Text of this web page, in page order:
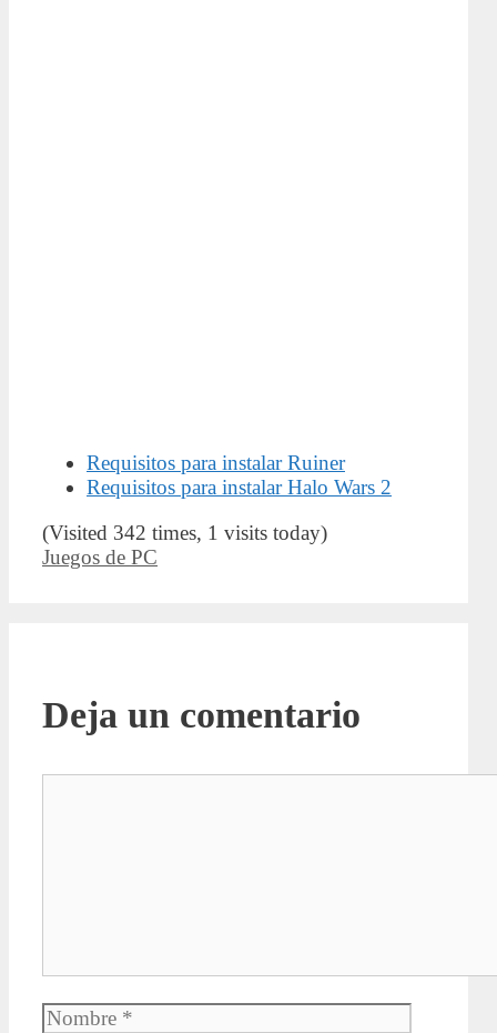
Requisitos para instalar Ruiner
Requisitos para instalar Halo Wars 2
(Visited 342 times, 1 visits today)
Categorías
Juegos de PC
Deja un comentario
Nombre